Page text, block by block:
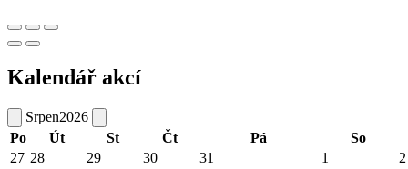
Kalendář akcí
Srpen2026
Po
Út St Čt Pá
So
27 28 29 30 31 1 2